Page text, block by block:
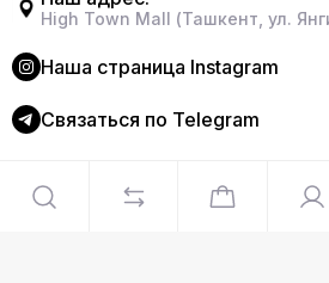
High Town Mall (Ташкент, ул.
Наша страница Instagram
Cвязаться по Telegram
©2024 Официальный интернет